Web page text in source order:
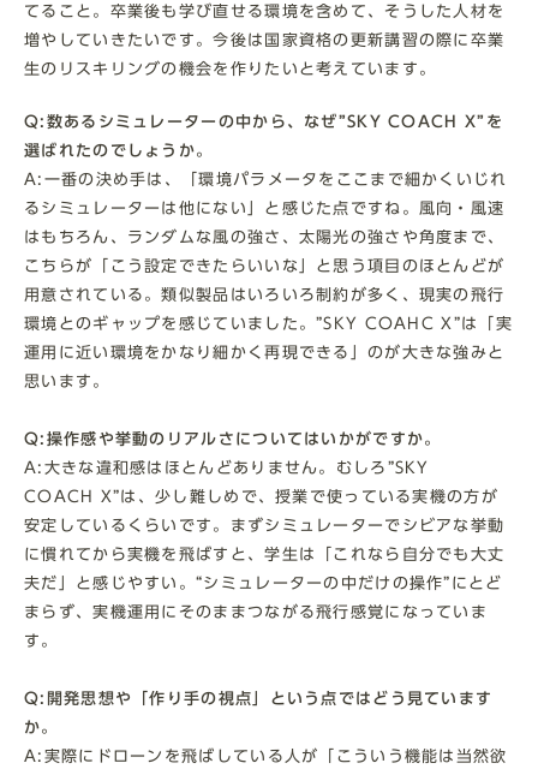
てること。卒業後も学び直せる環境を含めて、そうした人材を
増やしていきたいです。今後は国家資格の更新講習の際に卒業
生のリスキリングの機会を作りたいと考えています。
Q:数あるシミュレーターの中から、なぜ”SKY COACH X”を
選ばれたのでしょうか。
A:一番の決め手は、「環境パラメータをここまで細かくいじれ
るシミュレーターは他にない」と感じた点ですね。風向・風速
はもちろん、ランダムな風の強さ、太陽光の強さや角度まで、
こちらが「こう設定できたらいいな」と思う項目のほとんどが
用意されている。類似製品はいろいろ制約が多く、現実の飛行
環境とのギャップを感じていました。”SKY COAHC X”は「実
運用に近い環境をかなり細かく再現できる」のが大きな強みと
思います。
Q:操作感や挙動のリアルさについてはいかがですか。
A:大きな違和感はほとんどありません。むしろ”SKY
COACH X”は、少し難しめで、授業で使っている実機の方が
安定しているくらいです。まずシミュレーターでシビアな挙動
に慣れてから実機を飛ばすと、学生は「これなら自分でも大丈
夫だ」と感じやすい。“シミュレーターの中だけの操作”にとど
まらず、実機運用にそのままつながる飛行感覚になっていま
す。
Q:開発思想や「作り手の視点」という点ではどう見ています
か。
A:実際にドローンを飛ばしている人が「こういう機能は当然欲